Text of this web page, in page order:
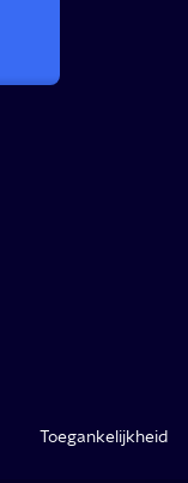
Toegankelijkheid